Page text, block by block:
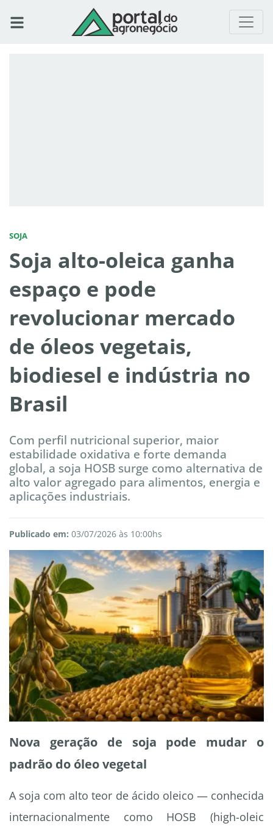
SOJA
Soja alto-oleica ganha
espaço e pode
revolucionar mercado
de óleos vegetais,
biodiesel e indústria no
Brasil
Com perfil nutricional superior, maior
estabilidade oxidativa e forte demanda
global, a soja HOSB surge como alternativa de
alto valor agregado para alimentos, energia e
aplicações industriais.
Publicado em: 03/07/2026 às 10:00hs
Nova geração de soja pode mudar o
padrão do óleo vegetal
A soja com alto teor de ácido oleico — conhecida
internacionalmente como HOSB (high-oleic